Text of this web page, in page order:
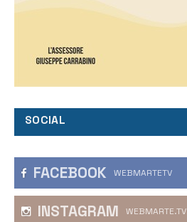
SOCIAL
FACEBOOK WEBMARTETV
INSTAGRAM WEBMARTE.TV